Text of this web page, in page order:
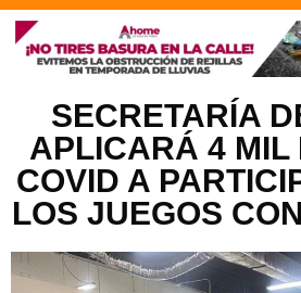
SECRETARÍA
APLICARÁ 4 MIL
COVID A
LOS JUEGOS